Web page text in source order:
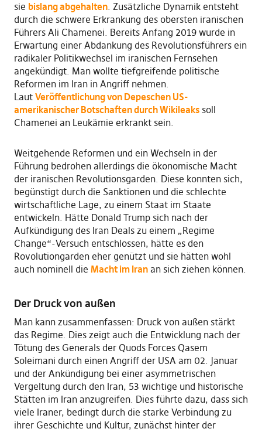
sie bislang abgehalten. Zusätzliche Dynamik entsteht
durch die schwere Erkrankung des obersten iranischen
Führers Ali Chamenei. Bereits Anfang 2019 wurde in
Erwartung einer Abdankung des Revolutionsführers ein
radikaler Politikwechsel im iranischen Fernsehen
angekündigt. Man wollte tiefgreifende politische
Reformen im Iran in Angriff nehmen.
Laut Veröffentlichung von Depeschen US-
amerikanischer Botschaften durch Wikileakssoll
Chamenei an Leukämie erkrankt sein.
Weitgehende Reformen und ein Wechseln in der
Führung bedrohen allerdings die ökonomische Macht
der iranischen Revolutionsgarden. Diese konnten sich,
begünstigt durch die Sanktionen und die schlechte
wirtschaftliche Lage, zu einem Staat im Staate
entwickeln. Hätte Donald Trump sich nach der
Aufkündigung des Iran Deals zu einem „Regime
Change“-Versuch entschlossen, hätte es den
Rovolutiongarden eher genützt und sie hätten wohl
auch nominell die Macht im Iranan sich ziehen können.
Der Druck von außen
Man kann zusammenfassen: Druck von außen stärkt
das Regime. Dies zeigt auch die Entwicklung nach der
Tötung des Generals der Quods Forces Qasem
Soleimani durch einen Angriff der USA am 02. Januar
und der Ankündigung bei einer asymmetrischen
Vergeltung durch den Iran, 53 wichtige und historische
Stätten im Iran anzugreifen. Dies führte dazu, dass sich
viele Iraner, bedingt durch die starke Verbindung zu
ihrer Geschichte und Kultur, zunächst hinter der